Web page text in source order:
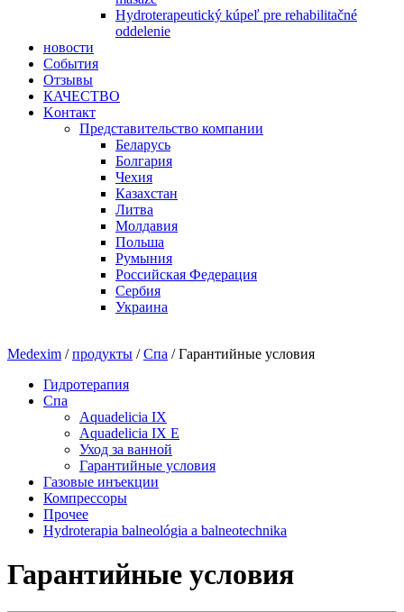
Hydroterapeutický kúpeľ pre rehabilitačné
oddelenie
новости
События
Отзывы
КАЧЕСТВО
Kонтакт
Представительство компании
Беларусь
Болгария
Чехия
Казахстан
Литва
Молдавия
Польша
Румыния
Рoccийcкaя Фeдeрaция
Сербия
Украина
Medexim /продукты /Спа / Гарантийные ycлoвия
Гидротерапия
Спа
Aquadelicia IX
Aquadelicia IX E
Уход за ванной
Гарантийные ycлoвия
Газовые инъекции
Компрессоры
Прочеe
Hydroterapia balneológia a balneotechnika
Гарантийные ycлoвия